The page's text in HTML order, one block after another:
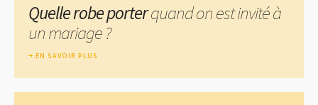
Quelle robe porterquand on est invité à
un mariage ?
EN SAVOIR PLUS